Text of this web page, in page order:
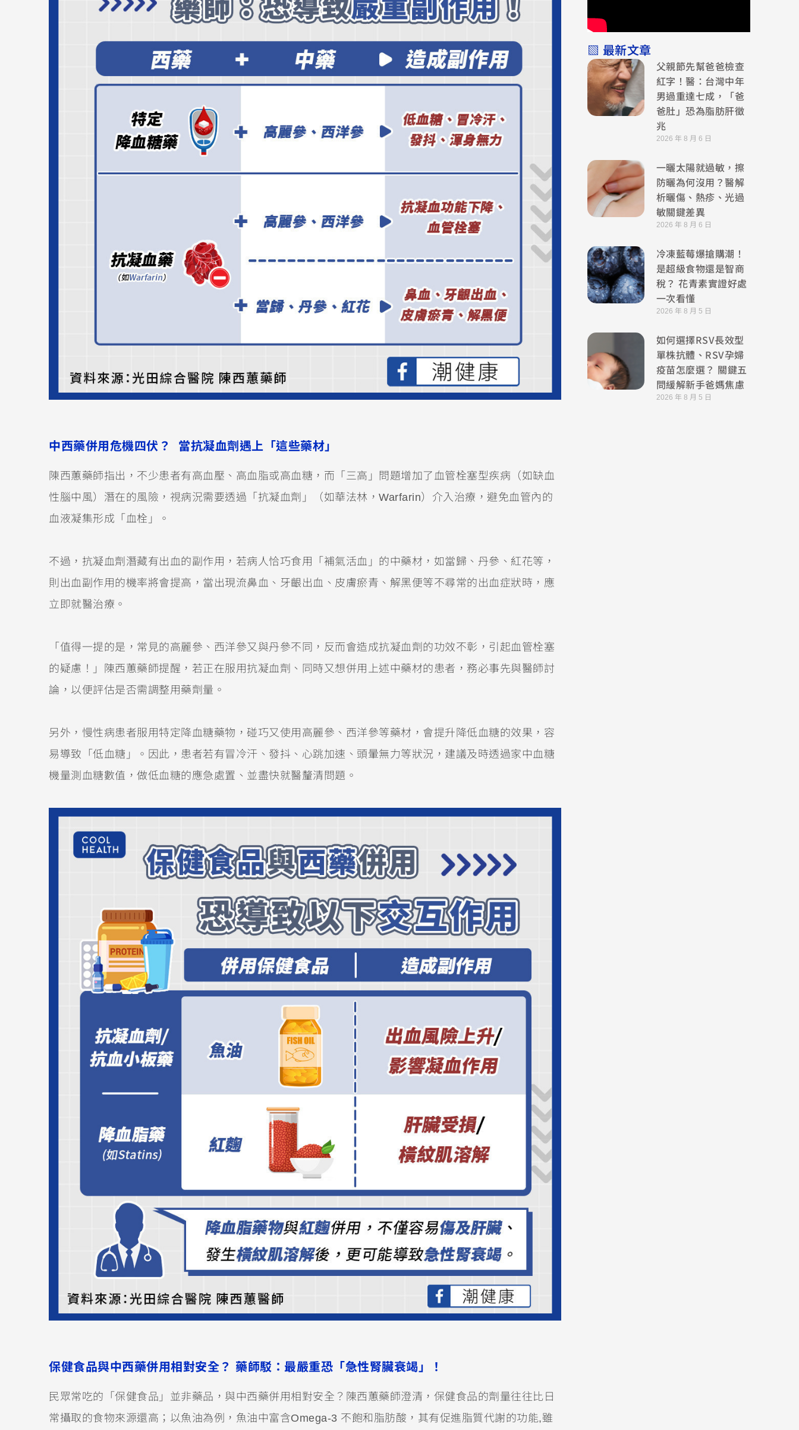
中西藥併用危機四伏？ 當抗凝血劑遇上「這些藥材」
陳西蕙藥師指出，不少患者有高血壓、高血脂或高血糖，而「三高」問題增加了血管栓塞型疾病（如缺血
性腦中風）潛在的風險，視病況需要透過「抗凝血劑」（如華法林，Warfarin）介入治療，避免血管內的
血液凝集形成「血栓」。
不過，抗凝血劑潛藏有出血的副作用，若病人恰巧食用「補氣活血」的中藥材，如當歸、丹參、紅花等，
則出血副作用的機率將會提高，當出現流鼻血、牙齦出血、皮膚瘀青、解黑便等不尋常的出血症狀時，應
立即就醫治療。
「值得一提的是，常見的高麗參、西洋參又與丹參不同，反而會造成抗凝血劑的功效不彰，引起血管栓塞
的疑慮！」陳西蕙藥師提醒，若正在服用抗凝血劑、同時又想併用上述中藥材的患者，務必事先與醫師討
論，以便評估是否需調整用藥劑量。
另外，慢性病患者服用特定降血糖藥物，碰巧又使用高麗參、西洋參等藥材，會提升降低血糖的效果，容
易導致「低血糖」。因此，患者若有冒冷汗、發抖、心跳加速、頭暈無力等狀況，建議及時透過家中血糖
機量測血糖數值，做低血糖的應急處置、並盡快就醫釐清問題。
保健食品與中西藥併用相對安全？ 藥師駁：最嚴重恐「急性腎臟衰竭」！
民眾常吃的「保健食品」並非藥品，與中西藥併用相對安全？陳西蕙藥師澄清，保健食品的劑量往往比日
常攝取的食物來源還高；以魚油為例，魚油中富含Omega-3 不飽和脂肪酸，其有促進脂質代謝的功能,雖
▧ 最新文章
父親節先幫爸爸檢查
紅字！醫：台灣中年
男過重達七成，「爸
爸肚」恐為脂肪肝徵
兆
2026 年 8 月 6 日
一曬太陽就過敏，擦
防曬為何沒用？醫解
析曬傷、熱疹、光過
敏關鍵差異
2026 年 8 月 6 日
冷凍藍莓爆搶購潮！
是超級食物還是智商
稅？ 花青素實證好處
一次看懂
2026 年 8 月 5 日
如何選擇RSV長效型
單株抗體、RSV孕婦
疫苗怎麼選？ 關鍵五
問緩解新手爸媽焦慮
2026 年 8 月 5 日